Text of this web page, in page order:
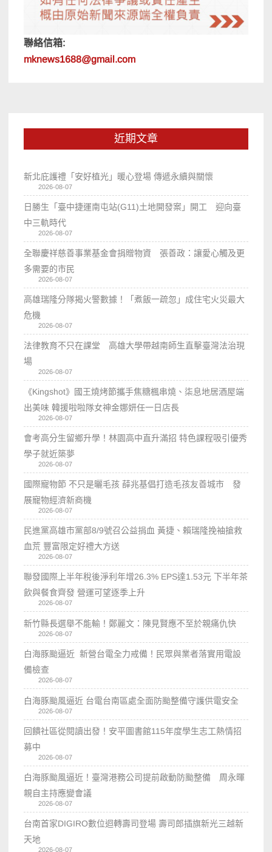
聯絡信箱:
mknews1688@gmail.com
近期文章
新北庇護禮「安好植光」暖心登場 傳遞永續與關懷
2026-08-07
日勝生「臺中捷運南屯站(G11)土地開發案」開工 迎向臺
中三軌時代
2026-08-07
全聯慶祥慈善事業基金會捐贈物資 張善政：讓愛心觸及更
多需要的市民
2026-08-07
高雄瑞隆分隊揭火警數據！「煮飯一疏忽」成住宅火災最大
危機
2026-08-07
法律教育不只在課堂 高雄大學帶越南師生直擊臺灣法治現
場
2026-08-07
《Kingshot》國王燒烤節攜手焦糖楓串燒、柒息地居酒屋端
出美味 韓援啦啦隊女神金娜妍任一日店長
2026-08-07
會考高分生留鄉升學！林園高中直升滿招 特色課程吸引優秀
學子就近築夢
2026-08-07
國際寵物節 不只是曬毛孩 薛兆基倡打造毛孩友善城市 發
展寵物經濟新商機
2026-08-07
民進黨高雄市黨部8/9號召公益捐血 黃捷、賴瑞隆挽袖搶救
血荒 豐富限定好禮大方送
2026-08-07
聯發國際上半年稅後淨利年增26.3% EPS達1.53元 下半年茶
飲與餐食齊發 營運可望逐季上升
2026-08-07
新竹縣長選舉不能輸！鄭麗文：陳見賢應不至於親痛仇快
2026-08-07
白海豚颱逼近 新營台電全力戒備！民眾與業者落實用電設
備檢查
2026-08-07
白海豚颱風逼近 台電台南區處全面防颱整備守護供電安全
2026-08-07
回饋社區從閱讀出發！安平圖書館115年度學生志工熱情招
募中
2026-08-07
白海豚颱風逼近！臺灣港務公司提前啟動防颱整備 周永暉
親自主持應變會議
2026-08-07
台南首家DIGIRO數位迴轉壽司登場 壽司郎插旗新光三越新
天地
2026-08-07